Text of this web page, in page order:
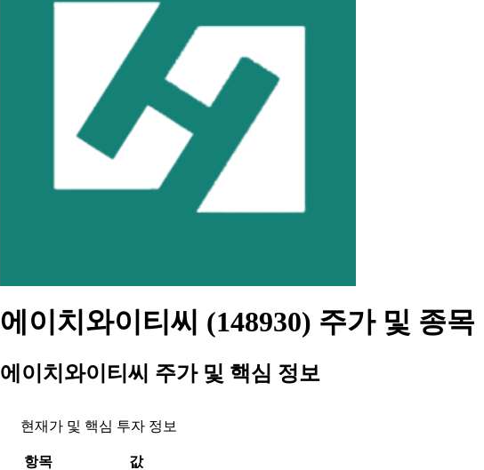
에이치와이티씨 (148930) 주가 및 종목
에이치와이티씨 주가 및 핵심 정보
현재가 및 핵심 투자 정보
항목
값